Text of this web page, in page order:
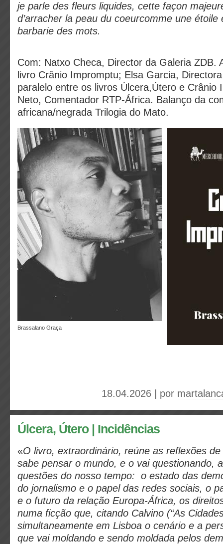
je parle des fleurs liquides, cette façon
d’arracher la peau du coeurcomme une étoile
barbarie des mots.
Com: Natxo Checa, Director da Galeria ZDB.
livro Crânio Impromptu; Elsa Garcia,
paralelo entre os livros Úlcera,Útero e Crânio
Neto, Comentador RTP-África. Balanço da
africana/negrada Trilogia do Mato.
Brassalano Graça
18.04.2026 | por
Úlcera, Útero | Incidências
«O livro, extraordinário, reúne as reflexões
sabe pensar o mundo, e o vai questionando,
questões do nosso tempo: o estado das
do jornalismo e o papel das redes sociais, o
e o futuro da relação Europa-África, os
numa ficção que, citando Calvino (“As
simultaneamente em Lisboa o cenário e a
que vai moldando e sendo moldada pelos